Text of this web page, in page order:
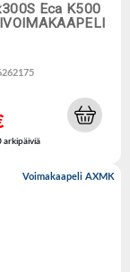
Eca K500
arkipäiviä
Voimakaapeli AXMK